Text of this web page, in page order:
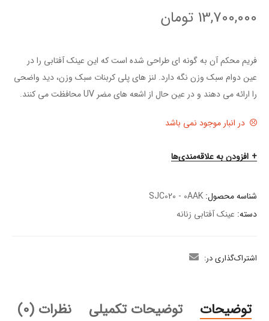
13,700,000 تومان
فریم محکم آن به گونه ای طراحی شده است که این عینک آفتابی را در
عین دوام سبک وزن نگه دارد. لنز های پلی کربنات سبک وزن، دید واضحی
را ارائه می دهند و در عین حال از اشعه های مضر UV محافظت می کنند.
در انبار موجود نمی باشد
افزودن به علاقه‌مندی‌ها
شناسه محصول: SJC020 - 0AAK
دسته: عینک آفتابی زنانه
اشتراک‌گذاری در:
توضیحات توضیحات تکمیلی نظرات (0)